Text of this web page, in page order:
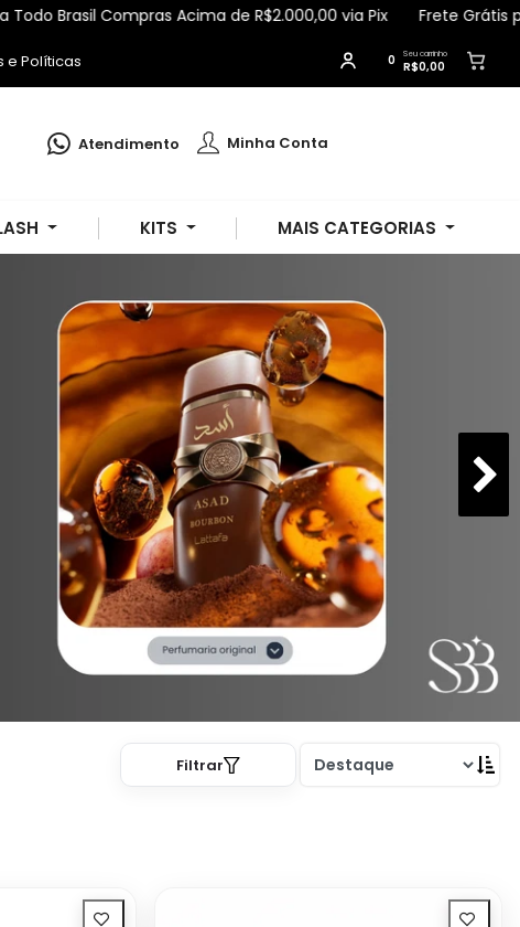
Acima de R$2.000,00 via Pix Frete Grátis para Todo
e Políticas 0 Seu carrinho
R$0,00
Atendimento Minha Conta
KITS MAIS CATEGORIAS
Filtrar
Lattafa.